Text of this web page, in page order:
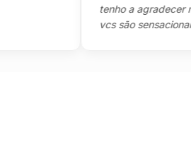
tenho a agradecer
vcs são sensacional."